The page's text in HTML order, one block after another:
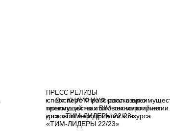
ПРЕСС-РЕЛИЗЫ
Эксперт КНАУФ рассказал о
преимуществах BIM-технологий на
итоговом мероприятии конкурса
«ТИМ-ЛИДЕРЫ 22/23»